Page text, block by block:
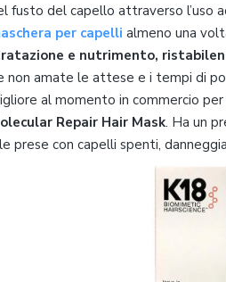
fusto del capello attraverso l’uso
per capelli almeno una
e nutrimento,
non amate le attese e i tempi di
al momento in commercio
Repair Hair Mask. Ha un
prese con capelli spenti,